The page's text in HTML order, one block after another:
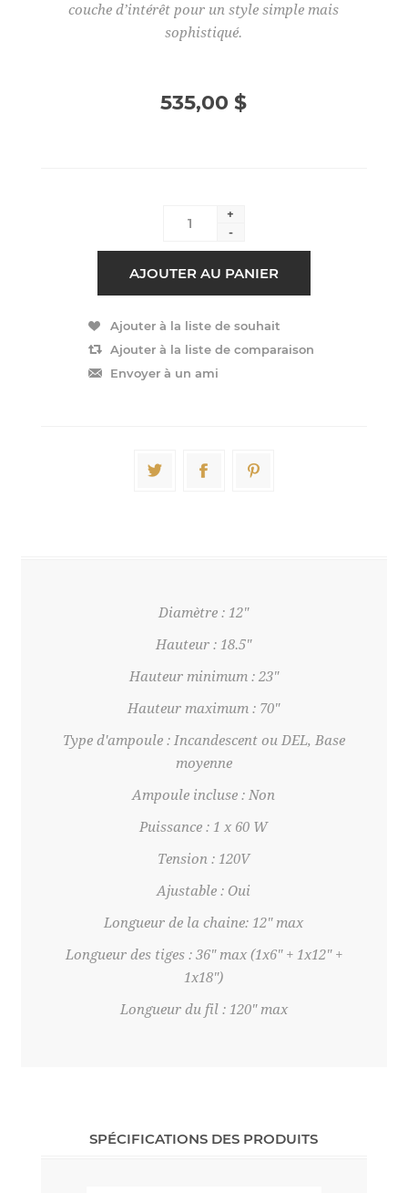
couche d’intérêt pour un style simple mais
sophistiqué.
535,00 $
+
-
Diamètre : 12"
Hauteur : 18.5"
Hauteur minimum : 23"
Hauteur maximum : 70"
Type d'ampoule : Incandescent ou DEL, Base
moyenne
Ampoule incluse : Non
Puissance : 1 x 60 W
Tension : 120V
Ajustable : Oui
Longueur de la chaine: 12" max
Longueur des tiges : 36" max (1x6" + 1x12" +
1x18")
Longueur du fil : 120" max
SPÉCIFICATIONS DES PRODUITS